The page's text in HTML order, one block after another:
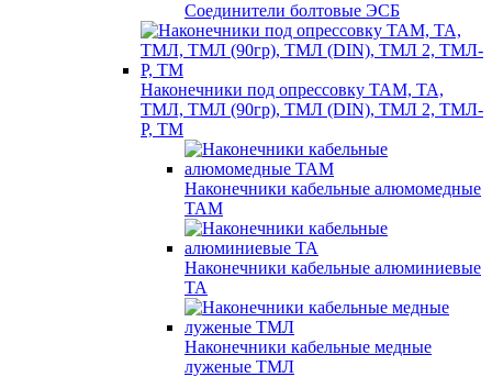
Соединители болтовые ЭСБ
Наконечники под опрессовку ТАМ, ТА,
ТМЛ, ТМЛ (90гр), ТМЛ (DIN), ТМЛ 2, ТМЛ-
Р, ТМ
Наконечники кабельные алюмомедные
ТАМ
Наконечники кабельные алюминиевые
ТА
Наконечники кабельные медные
луженые ТМЛ